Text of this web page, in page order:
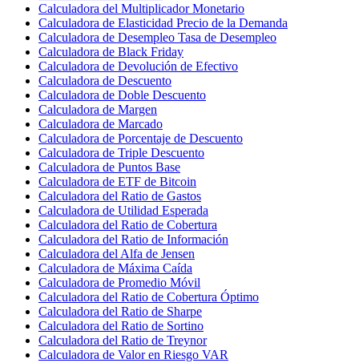
Calculadora del Multiplicador Monetario
Calculadora de Elasticidad Precio de la Demanda
Calculadora de Desempleo Tasa de Desempleo
Calculadora de Black Friday
Calculadora de Devolución de Efectivo
Calculadora de Descuento
Calculadora de Doble Descuento
Calculadora de Margen
Calculadora de Marcado
Calculadora de Porcentaje de Descuento
Calculadora de Triple Descuento
Calculadora de Puntos Base
Calculadora de ETF de Bitcoin
Calculadora del Ratio de Gastos
Calculadora de Utilidad Esperada
Calculadora del Ratio de Cobertura
Calculadora del Ratio de Información
Calculadora del Alfa de Jensen
Calculadora de Máxima Caída
Calculadora de Promedio Móvil
Calculadora del Ratio de Cobertura Óptimo
Calculadora del Ratio de Sharpe
Calculadora del Ratio de Sortino
Calculadora del Ratio de Treynor
Calculadora de Valor en Riesgo VAR